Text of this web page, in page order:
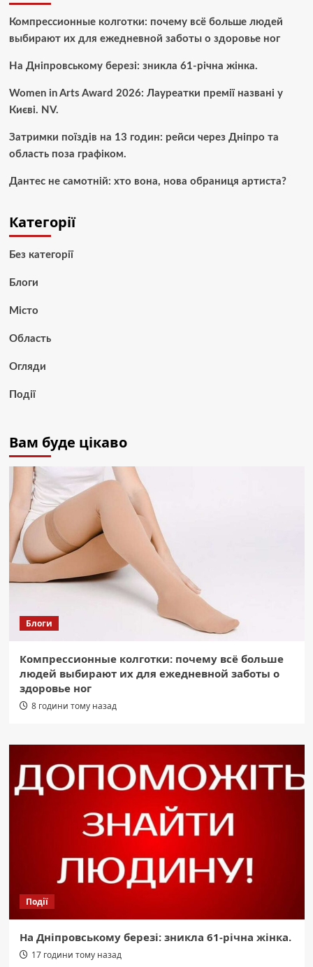
Компрессионные колготки: почему всё больше людей
выбирают их для ежедневной заботы о здоровье ног
На Дніпровському березі: зникла 61-річна жінка.
Women in Arts Award 2026: Лауреатки премії названі у
Києві. NV.
Затримки поїздів на 13 годин: рейси через Дніпро та
область поза графіком.
Дантес не самотній: хто вона, нова обраниця артиста?
Категорії
Без категорії
Блоги
Місто
Область
Огляди
Події
Вам буде цікаво
Блоги
Компрессионные колготки: почему всё больше
людей выбирают их для ежедневной заботы о
здоровье ног
8 години тому назад
Події
На Дніпровському березі: зникла 61-річна жінка.
17 години тому назад